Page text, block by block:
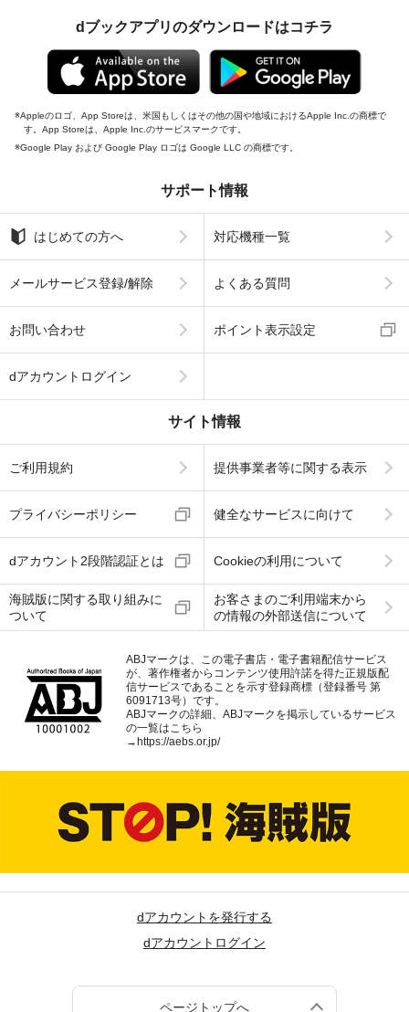
dブックアプリのダウンロードはコチラ
Appleのロゴ、App Storeは、米国もしくはその他の国や地域におけるApple Inc.の商標で
す。App Storeは、Apple Inc.のサービスマークです。
Google Play および Google Play ロゴは Google LLC の商標です。
サポート情報
はじめての方へ 対応機種一覧
メールサービス登録/解除 よくある質問
お問い合わせ ポイント表示設定
dアカウントログイン
サイト情報
ご利用規約 提供事業者等に関する表示
プライバシーポリシー 健全なサービスに向けて
dアカウント2段階認証とは Cookieの利用について
海賊版に関する取り組みに
ついて
お客さまのご利用端末から
の情報の外部送信について
ABJマークは、この電子書店・電子書籍配信サービス
が、著作権者からコンテンツ使用許諾を得た正規版配
信サービスであることを示す登録商標（登録番号 第
6091713号）です。
ABJマークの詳細、ABJマークを掲示しているサービス
の一覧はこちら
→https://aebs.or.jp/
dアカウントを発行する
dアカウントログイン
ページトップへ